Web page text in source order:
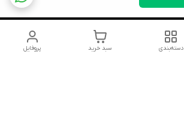
پروفایل سبد خرید دسته‌بندی